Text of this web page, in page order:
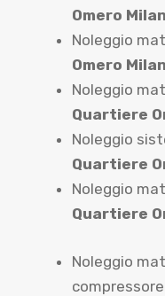
Omero
Noleggio
Omero
Noleggio
Quartiere
Noleggio
Quartiere
Noleggio
Quartiere
Noleggio
compressore